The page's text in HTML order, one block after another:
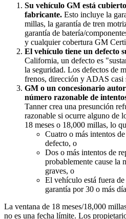
Su vehículo GM está
fabricante. Esto incluye la
millas, la garantía de tren
garantía de batería/
y cualquier cobertura GM
El vehículo tiene un defecto
California, un defecto es
la seguridad. Los defectos de
frenos, dirección y ADAS casi
GM o un concesionario
número razonable de
Tanner crea una presunción
razonable si ocurre alguno de
18 meses o 18,000 millas, lo
Cuatro o más intentos
defecto, o
Dos o más intentos de
probablemente cause la
graves, o
El vehículo está fuera
garantía por 30 o más
La ventana de 18 meses/18,000
no es una fecha límite. Los